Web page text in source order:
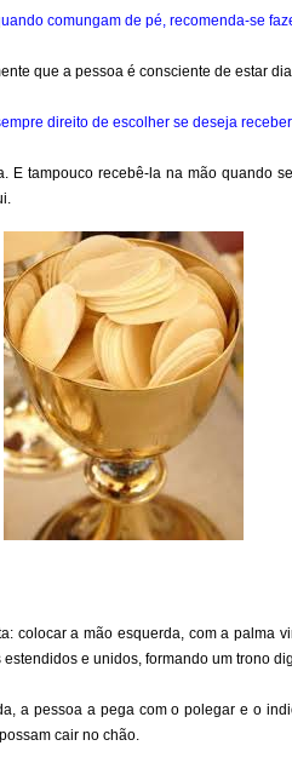
uando comungam de pé, recomenda-se
que a pessoa é consciente de estar
direito de escolher se deseja
tampouco recebê-la na mão quando
colocar a mão esquerda, com a palma
e unidos, formando um trono
a pessoa a pega com o polegar e o
cair no chão.